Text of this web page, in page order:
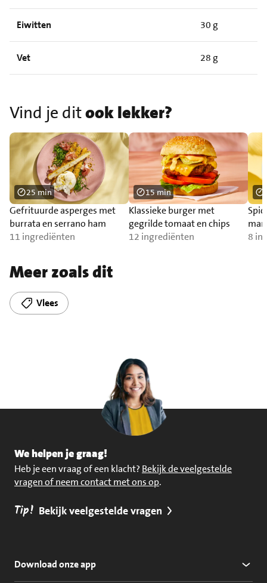
Eiwitten 30 g
Vet 28 g
Vind je ditook lekker?
Gefrituurde asperges met
burrata en serrano ham
11 ingrediënten
25 min
Klassieke burger met
gegrilde tomaat en chips
12 ingrediënten
15 min
8
Meer zoals dit
Vlees
We helpen je graag!
Heb je een vraag of een klacht? Bekijk de veelgestelde
vragen of neem contact met ons op.
Tip! Bekijk veelgestelde vragen
Download onze app